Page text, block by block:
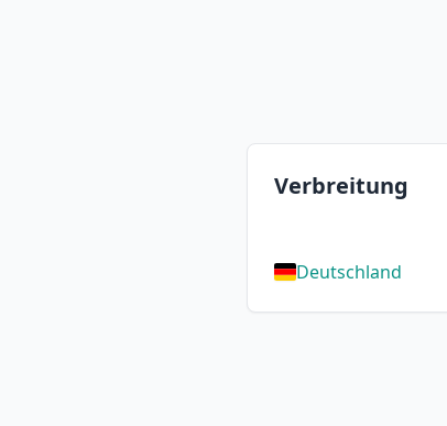
Verbreitung
Deutschland